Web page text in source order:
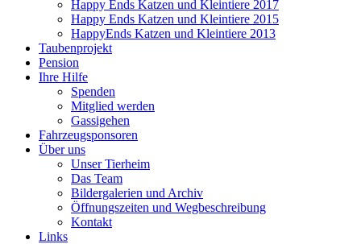
Happy Ends Katzen und Kleintiere 2017
Happy Ends Katzen und Kleintiere 2015
HappyEnds Katzen und Kleintiere 2013
Taubenprojekt
Pension
Ihre Hilfe
Spenden
Mitglied werden
Gassigehen
Fahrzeugsponsoren
Über uns
Unser Tierheim
Das Team
Bildergalerien und Archiv
Öffnungszeiten und Wegbeschreibung
Kontakt
Links